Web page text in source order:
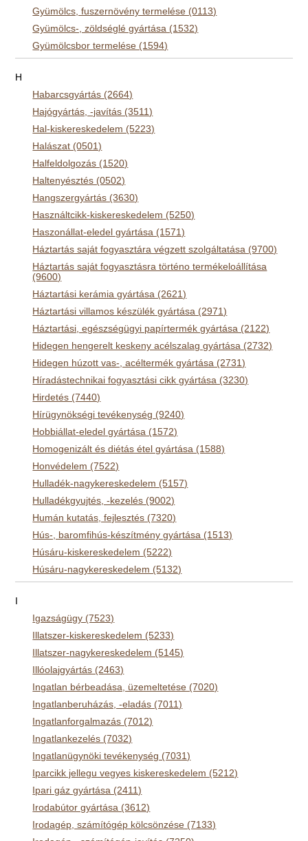
Gyümölcs, fuszernövény termelése (0113)
Gyümölcs-, zöldséglé gyártása (1532)
Gyümölcsbor termelése (1594)
H
Habarcsgyártás (2664)
Hajógyártás, -javítás (3511)
Hal-kiskereskedelem (5223)
Halászat (0501)
Halfeldolgozás (1520)
Haltenyésztés (0502)
Hangszergyártás (3630)
Használtcikk-kiskereskedelem (5250)
Haszonállat-eledel gyártása (1571)
Háztartás saját fogyasztára végzett szolgáltatása (9700)
Háztartás saját fogyasztásra történo termékeloállítása
(9600)
Háztartási kerámia gyártása (2621)
Háztartási villamos készülék gyártása (2971)
Háztartási, egészségügyi papírtermék gyártása (2122)
Hidegen hengerelt keskeny acélszalag gyártása (2732)
Hidegen húzott vas-, acéltermék gyártása (2731)
Híradástechnikai fogyasztási cikk gyártása (3230)
Hirdetés (7440)
Hírügynökségi tevékenység (9240)
Hobbiállat-eledel gyártása (1572)
Homogenizált és diétás étel gyártása (1588)
Honvédelem (7522)
Hulladék-nagykereskedelem (5157)
Hulladékgyujtés, -kezelés (9002)
Humán kutatás, fejlesztés (7320)
Hús-, baromfihús-készítmény gyártása (1513)
Húsáru-kiskereskedelem (5222)
Húsáru-nagykereskedelem (5132)
Igazságügy (7523)
Illatszer-kiskereskedelem (5233)
Illatszer-nagykereskedelem (5145)
Illóolajgyártás (2463)
Ingatlan bérbeadása, üzemeltetése (7020)
Ingatlanberuházás, -eladás (7011)
Ingatlanforgalmazás (7012)
Ingatlankezelés (7032)
Ingatlanügynöki tevékenység (7031)
Iparcikk jellegu vegyes kiskereskedelem (5212)
Ipari gáz gyártása (2411)
Irodabútor gyártása (3612)
Irodagép, számítógép kölcsönzése (7133)